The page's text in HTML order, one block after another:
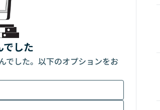
でした
でした。以下のオプションをお